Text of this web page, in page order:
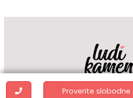
Proverite slobodne